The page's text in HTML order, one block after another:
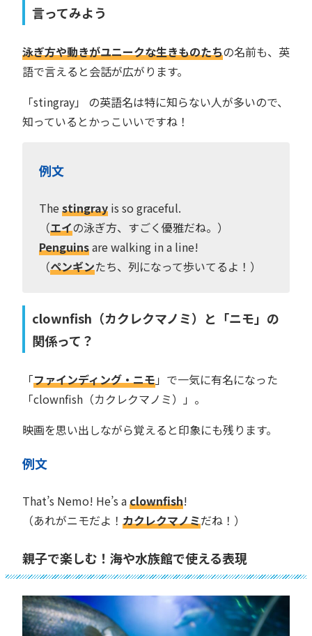
言ってみよう
泳ぎ方や動きがユニークな生きものたちの名前も、英
語で言えると会話が広がります。
「stingray」 の英語名は特に知らない人が多いので、
知っているとかっこいいですね！
例文
Thestingray is so graceful.
（エイの泳ぎ方、すごく優雅だね。）
Penguinsare walking in a line!
（ペンギンたち、列になって歩いてるよ！）
clownfish（カクレクマノミ）と「ニモ」の
関係って？
「ファインディング・ニモ」で一気に有名になった
「clownfish（カクレクマノミ）」。
映画を思い出しながら覚えると印象にも残ります。
例文
That’s Nemo! He’s aclownfish!
（あれがニモだよ！ カクレクマノミだね！）
親子で楽しむ！海や水族館で使える表現